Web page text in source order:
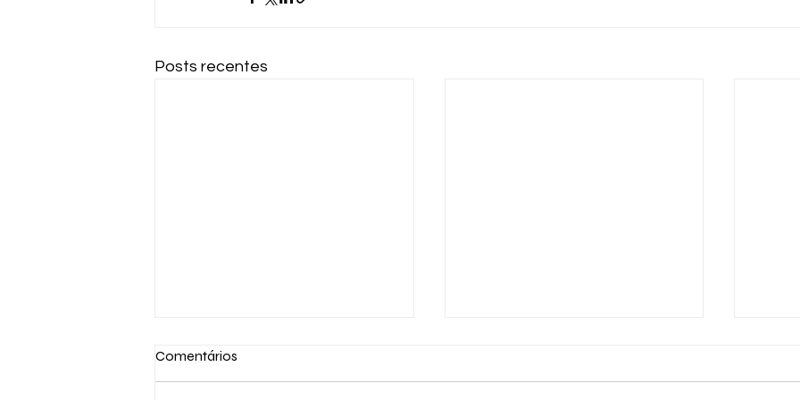
Posts recentes
Comentários